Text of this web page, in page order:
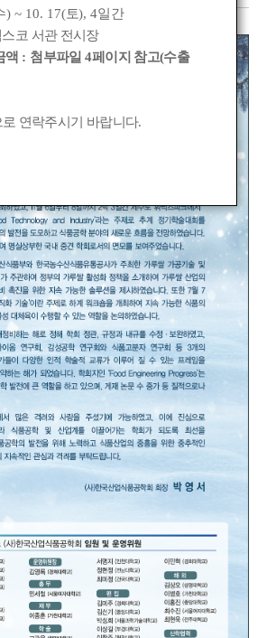
) ~ 10. 17(토), 4일간
스코 서관 전시장
액 : 첨부파일 4페이지 참고(수출
연락주시기 바랍니다.